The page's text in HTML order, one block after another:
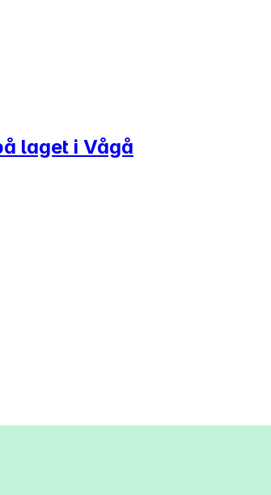
laget i Vågå